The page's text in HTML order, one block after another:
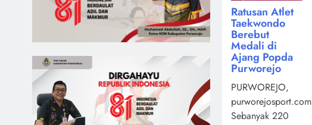
Ratusan Atlet
Taekwondo
Berebut
Medali di
Ajang Popda
Purworejo
PURWOREJO,
purworejosport.com,
Sebanyak 220